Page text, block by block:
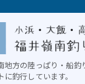
地方の陸っぱり・船
に釣行しています。